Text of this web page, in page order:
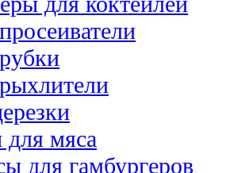
мяса
для гамбургеров